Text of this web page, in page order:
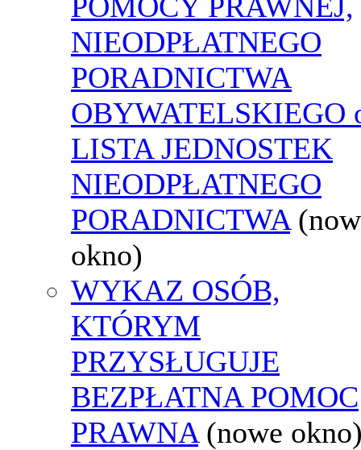
NIEODPŁATNEGO
PORADNICTWA
OBYWATELSKIEGO
LISTA JEDNOSTEK
NIEODPŁATNEGO
PORADNICTWA
okno)
WYKAZ OSÓB,
KTÓRYM
PRZYSŁUGUJE
BEZPŁATNA POMOC
PRAWNA (nowe